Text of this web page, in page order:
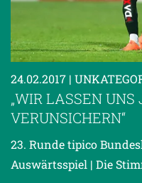
24.02.2017 |
„WIR LASSEN
VERUNSICHERN“
23. Runde tipico
Auswärtsspiel | Die